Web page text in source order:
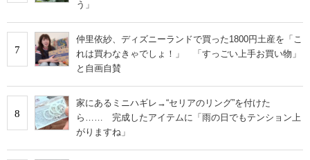
う」
7
仲里依紗、ディズニーランドで買った1800円土産を「こ
れは買わなきゃでしょ！」 「すっごい上手お買い物」
と自画自賛
8
家にあるミニハギレ→“セリアのリング”を付けた
ら…… 完成したアイテムに「雨の日でもテンション上
がりますね」